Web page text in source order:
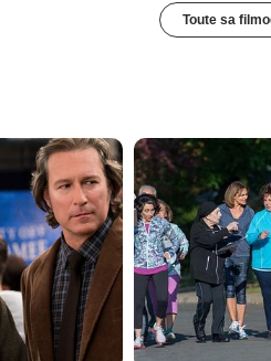
Toute sa